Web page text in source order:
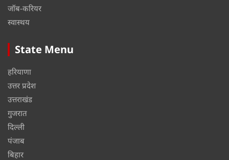
जॉब-करियर
स्वास्थय
State Menu
हरियाणा
उत्तर प्रदेश
उत्तराखंड
गुजरात
दिल्ली
पंजाब
बिहार